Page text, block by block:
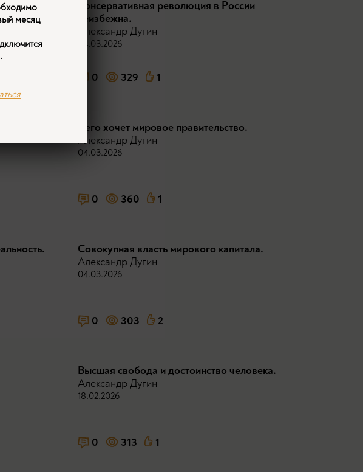
мир
Консервативная революция в России
неизбежна.
Александр Дугин
04.03.2026
0 329 1
Чего хочет мировое правительство.
Александр Дугин
04.03.2026
0 360 1
Совокупная власть мирового капитала.
Александр Дугин
04.03.2026
0 303 2
Высшая свобода и достоинство человека.
Александр Дугин
18.02.2026
0 313 1
месяц